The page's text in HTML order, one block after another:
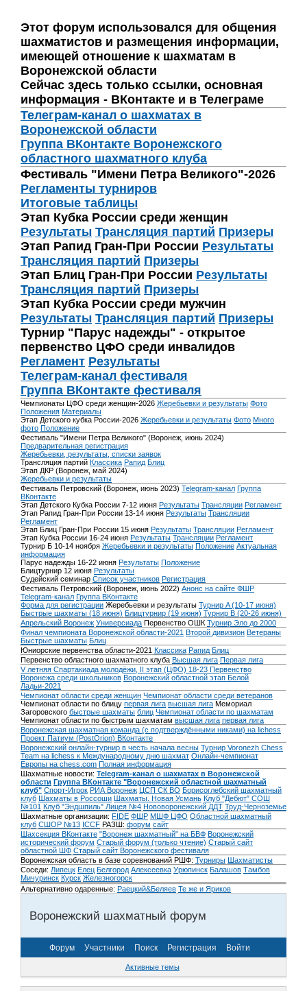
Этот форум использовался для общения
шахматистов и размещения информации,
имеющей отношение к шахматам в
Воронежской области
Сейчас здесь только ссылки, основная
информация - ВКонтакте и в Телеграме
Телеграм-канал о шахматах в
Воронежской области
Группа ВКонтакте Воронежского
областного шахматного клуба
Фестиваль "Имени Петра Великого"-2026
Регламенты турниров
Итоговые таблицы
Этап Кубка России среди женщин
Результаты Трансляция партий Призеры
Этап Рапид Гран-При России Результаты
Трансляция партий Призеры
Этап Блиц Гран-При России Результаты
Трансляция партий Призеры
Этап Кубка России среди мужчин
Результаты Трансляция партий Призеры
Турнир "Парус надежды" - открытое
первенство ЦФО среди инвалидов
Регламент Результаты
Телеграм-канал фестиваля
Группа ВКонтакте фестиваля
Чемпионаты ЦФО среди женщин-2026 Жеребьевки и результаты Фото
Положения Материалы
Этап Детского кубка России-2026 Жеребьевки и результаты Фото Много
фото Положение
Фестиваль "Имени Петра Великого" (Воронеж, июнь 2024)
Предварительная регистрация
Жеребьевки, результаты, списки заявок
Трансляция партий Классика Рапид Блиц
Этап ДКР (Воронеж, май 2024)
Жеребьевки и результаты
Фестиваль Петровский (Воронеж, июнь 2023) Telegram-канал Группа
ВКонтакте
Этап Детского Кубка России 7-12 июня Результаты Трансляции Регламент
Этап Рапид Гран-При России 13-14 июня Результаты Трансляции
Регламент
Этап Блиц Гран-При России 15 июня Результаты Трансляции Регламент
Этап Кубка России 16-24 июня Результаты Трансляции Регламент
Турнир Б 10-14 ноября Жеребьевки и результаты Положение Актуальная
информация
Парус надежды 16-22 июня Результаты Положение
Блицтурнир 12 июня Результаты
Судейский семинар Список участников Регистрация
Фестиваль Петровский (Воронеж, июнь 2022) Анонс на сайте ФШР
Telegram-канал Группа ВКонтакте
Форма для регистрации Жеребьевки и результаты Турнир A (10-17 июня)
Быстрые шахматы (18 июня) Блицтурнир (19 июня) Турнир B (20-26 июня)
Апрельский Воронеж Универсиада Первенство ОШК Турнир Эло до 2000
Финал чемпионата Воронежской области-2021 Второй дивизион Ветераны
Быстрые шахматы Блиц
Юниорские первенства области-2021 Классика Рапид Блиц
Первенство областного шахматного клуба Высшая лига Первая лига
V летняя Спартакиада молодёжи, II этап (ЦФО) 18-23 Первенство
Воронежа среди школьников Воронежский областной этап Белой
Ладьи-2021
Чемпионат области среди женщин Чемпионат области среди ветеранов
Чемпионат области по блицу первая лига высшая лига Мемориал
Загоровского быстрые шахматы блиц Чемпионат области по шахматам
Чемпионат области по быстрым шахматам высшая лига первая лига
Воронежская шахматная команда (с подтверждёнными никами) на lichess
Проект Патиум (PostOrion) ВКонтакте
Воронежский онлайн-турнир в честь начала весны Турнир Voronezh Chess
Team на lichess к Международному дню шахмат Онлайн-чемпионат
Европы на chess.com Полная информация
Шахматные новости: Telegram-канал о шахматах в Воронежской
области Группа ВКонтакте "Воронежский областной шахматный
клуб" Спорт-Игрок РИА Воронеж ЦСП СК ВО Борисоглебский шахматный
клуб Шахматы в Россоши Шахматы. Новая Усмань Клуб "Дебют" СОШ
№101 Клуб "Эндшпиль" Лицея №4 Нововоронежский ДДТ Труд-Черноземье
Шахматные организации: FIDE ФШР МШФ ЦФО Областной шахматный
клуб СШОР №13 ICCF РАЗШ: форум сайт
Шахсекция ВКонтакте "Воронеж шахматный" на БВФ Воронежский
исторический форум Cтарый форум (только чтение) Старый сайт
областной ШФ Старый сайт Воронежского фестиваля
Воронежская область в базе соревнований РШФ: Турниры Шахматисты
Соседи: Липецк Елец Белгород Алексеевка Урюпинск Балашов Тамбов
Мичуринск Курск Железногорск
Альтернативно одаренные: Раецкий&Беляев Те же и Яриков
Воронежский шахматный форум
Форум Участники Поиск Регистрация Войти
Активные темы